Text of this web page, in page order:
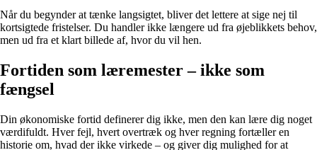
Når du begynder at tænke langsigtet, bliver det lettere at sige nej til
kortsigtede fristelser. Du handler ikke længere ud fra øjeblikkets behov,
men ud fra et klart billede af, hvor du vil hen.
Fortiden som læremester – ikke som
fængsel
Din økonomiske fortid definerer dig ikke, men den kan lære dig noget
værdifuldt. Hver fejl, hvert overtræk og hver regning fortæller en
historie om, hvad der ikke virkede – og giver dig mulighed for at